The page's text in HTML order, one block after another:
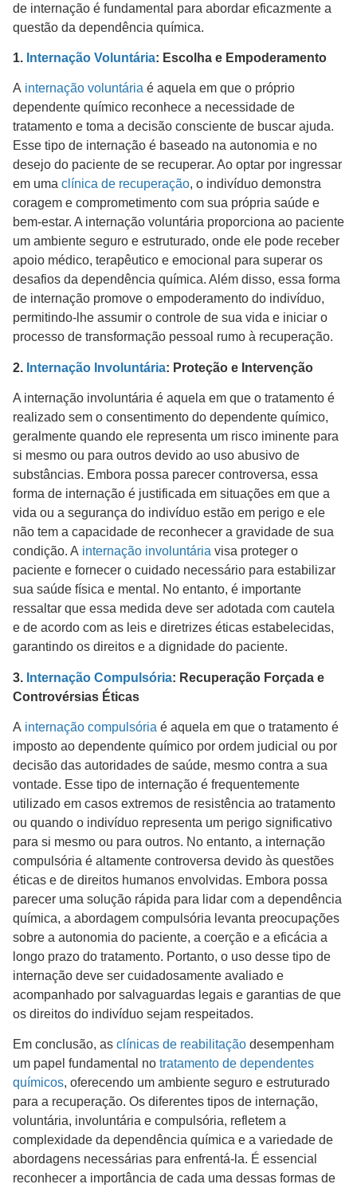
de internação é fundamental para abordar eficazmente a
questão da dependência química.
1. Internação Voluntária: Escolha e Empoderamento
A internação voluntária é aquela em que o próprio
dependente químico reconhece a necessidade de
tratamento e toma a decisão consciente de buscar ajuda.
Esse tipo de internação é baseado na autonomia e no
desejo do paciente de se recuperar. Ao optar por ingressar
em uma clínica de recuperação, o indivíduo demonstra
coragem e comprometimento com sua própria saúde e
bem-estar. A internação voluntária proporciona ao paciente
um ambiente seguro e estruturado, onde ele pode receber
apoio médico, terapêutico e emocional para superar os
desafios da dependência química. Além disso, essa forma
de internação promove o empoderamento do indivíduo,
permitindo-lhe assumir o controle de sua vida e iniciar o
processo de transformação pessoal rumo à recuperação.
2. Internação Involuntária: Proteção e Intervenção
A internação involuntária é aquela em que o tratamento é
realizado sem o consentimento do dependente químico,
geralmente quando ele representa um risco iminente para
si mesmo ou para outros devido ao uso abusivo de
substâncias. Embora possa parecer controversa, essa
forma de internação é justificada em situações em que a
vida ou a segurança do indivíduo estão em perigo e ele
não tem a capacidade de reconhecer a gravidade de sua
condição. A internação involuntária visa proteger o
paciente e fornecer o cuidado necessário para estabilizar
sua saúde física e mental. No entanto, é importante
ressaltar que essa medida deve ser adotada com cautela
e de acordo com as leis e diretrizes éticas estabelecidas,
garantindo os direitos e a dignidade do paciente.
3. Internação Compulsória: Recuperação Forçada e
Controvérsias Éticas
A internação compulsória é aquela em que o tratamento é
imposto ao dependente químico por ordem judicial ou por
decisão das autoridades de saúde, mesmo contra a sua
vontade. Esse tipo de internação é frequentemente
utilizado em casos extremos de resistência ao tratamento
ou quando o indivíduo representa um perigo significativo
para si mesmo ou para outros. No entanto, a internação
compulsória é altamente controversa devido às questões
éticas e de direitos humanos envolvidas. Embora possa
parecer uma solução rápida para lidar com a dependência
química, a abordagem compulsória levanta preocupações
sobre a autonomia do paciente, a coerção e a eficácia a
longo prazo do tratamento. Portanto, o uso desse tipo de
internação deve ser cuidadosamente avaliado e
acompanhado por salvaguardas legais e garantias de que
os direitos do indivíduo sejam respeitados.
Em conclusão, as clínicas de reabilitação desempenham
um papel fundamental no tratamento de dependentes
químicos, oferecendo um ambiente seguro e estruturado
para a recuperação. Os diferentes tipos de internação,
voluntária, involuntária e compulsória, refletem a
complexidade da dependência química e a variedade de
abordagens necessárias para enfrentá-la. É essencial
reconhecer a importância de cada uma dessas formas de